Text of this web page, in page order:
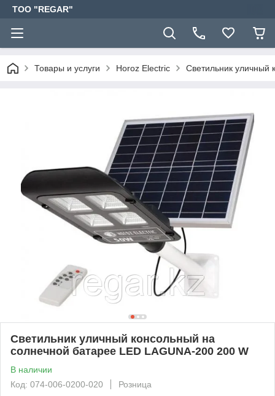
TOO "REGAR"
Товары и услуги Horoz Electric Светильник уличный
Светильник уличный консольный на
солнечной батарее LED LAGUNA-200 200 W
В наличии
Код: 074-006-0200-020
Розница